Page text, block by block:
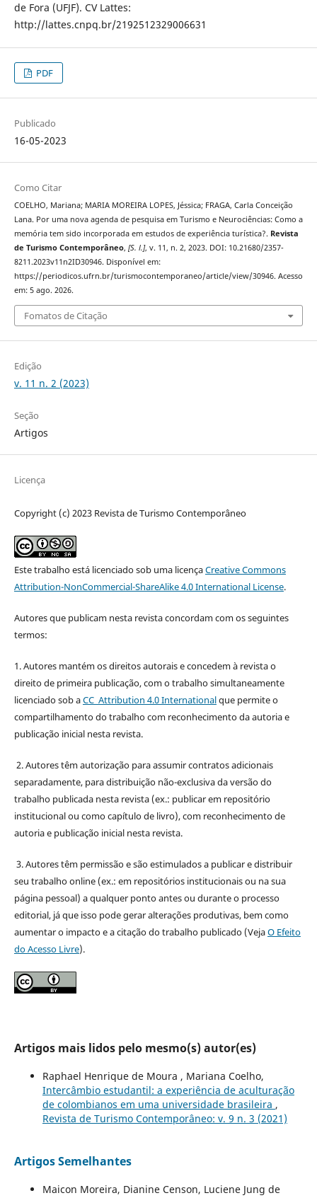
de Fora (UFJF). CV Lattes:
http://lattes.cnpq.br/2192512329006631
PDF
Publicado
16-05-2023
Como Citar
COELHO, Mariana; MARIA MOREIRA LOPES, Jéssica; FRAGA, Carla Conceição
Lana. Por uma nova agenda de pesquisa em Turismo e Neurociências: Como a
memória tem sido incorporada em estudos de experiência turística?. Revista
de Turismo Contemporâneo, [S. l.], v. 11, n. 2, 2023. DOI: 10.21680/2357-
8211.2023v11n2ID30946. Disponível em:
https://periodicos.ufrn.br/turismocontemporaneo/article/view/30946. Acesso
em: 5 ago. 2026.
Fomatos de Citação
Edição
v. 11 n. 2 (2023)
Seção
Artigos
Licença
Copyright (c) 2023 Revista de Turismo Contemporâneo
Este trabalho está licenciado sob uma licençaCreative Commons
Attribution-NonCommercial-ShareAlike 4.0 International License.
Autores que publicam nesta revista concordam com os seguintes
termos:
1. Autores mantém os direitos autorais e concedem à revista o
direito de primeira publicação, com o trabalho simultaneamente
licenciado sob aCC Attribution 4.0 Internationalque permite o
compartilhamento do trabalho com reconhecimento da autoria e
publicação inicial nesta revista.
2. Autores têm autorização para assumir contratos adicionais
separadamente, para distribuição não-exclusiva da versão do
trabalho publicada nesta revista (ex.: publicar em repositório
institucional ou como capítulo de livro), com reconhecimento de
autoria e publicação inicial nesta revista.
3. Autores têm permissão e são estimulados a publicar e distribuir
seu trabalho online (ex.: em repositórios institucionais ou na sua
página pessoal) a qualquer ponto antes ou durante o processo
editorial, já que isso pode gerar alterações produtivas, bem como
aumentar o impacto e a citação do trabalho publicado (VejaO Efeito
do Acesso Livre).
Artigos mais lidos pelo mesmo(s) autor(es)
Raphael Henrique de Moura , Mariana Coelho,
Intercâmbio estudantil: a experiência de aculturação
de colombianos em uma universidade brasileira ,
Revista de Turismo Contemporâneo: v. 9 n. 3 (2021)
Artigos Semelhantes
Maicon Moreira, Dianine Censon, Luciene Jung de